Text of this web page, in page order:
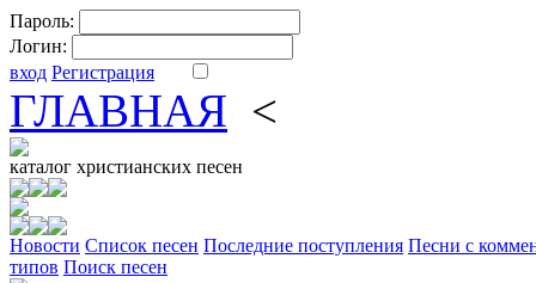
Пароль:
Логин:
вход Регистрация
ГЛАВНАЯ <
каталог христианских песен
Новости Cписок песен Последние поступления Песни с
типов Поиск песен